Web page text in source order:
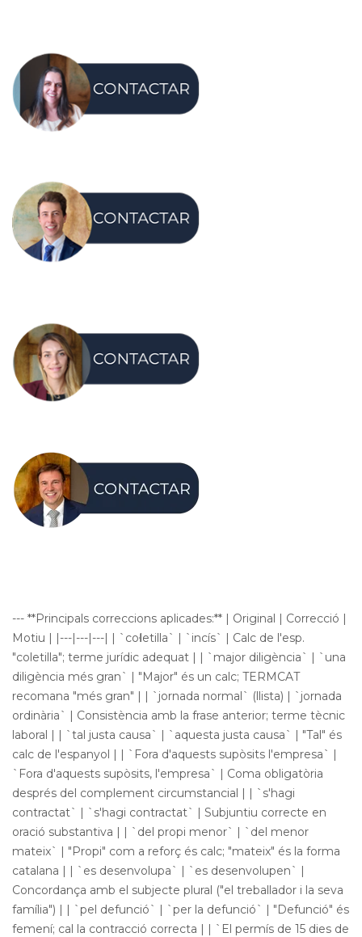
--- **Principals correccions aplicades:** | Original | Correcció |
Motiu | |---|---|---| | `coŀletilla` | `incís` | Calc de l'esp.
"coletilla"; terme jurídic adequat | | `major diligència` | `una
diligència més gran` | "Major" és un calc; TERMCAT
recomana "més gran" | | `jornada normal` (llista) | `jornada
ordinària` | Consistència amb la frase anterior; terme tècnic
laboral | | `tal justa causa` | `aquesta justa causa` | "Tal" és
calc de l'espanyol | | `Fora d'aquests supòsits l'empresa` |
`Fora d'aquests supòsits, l'empresa` | Coma obligatòria
després del complement circumstancial | | `s'hagi
contractat` | `s'hagi contractat` | Subjuntiu correcte en
oració substantiva | | `del propi menor` | `del menor
mateix` | "Propi" com a reforç és calc; "mateix" és la forma
catalana | | `es desenvolupa` | `es desenvolupen` |
Concordança amb el subjecte plural ("el treballador i la seva
família") | | `pel defunció` | `per la defunció` | "Defunció" és
femení; cal la contracció correcta | | `El permís de 15 dies de